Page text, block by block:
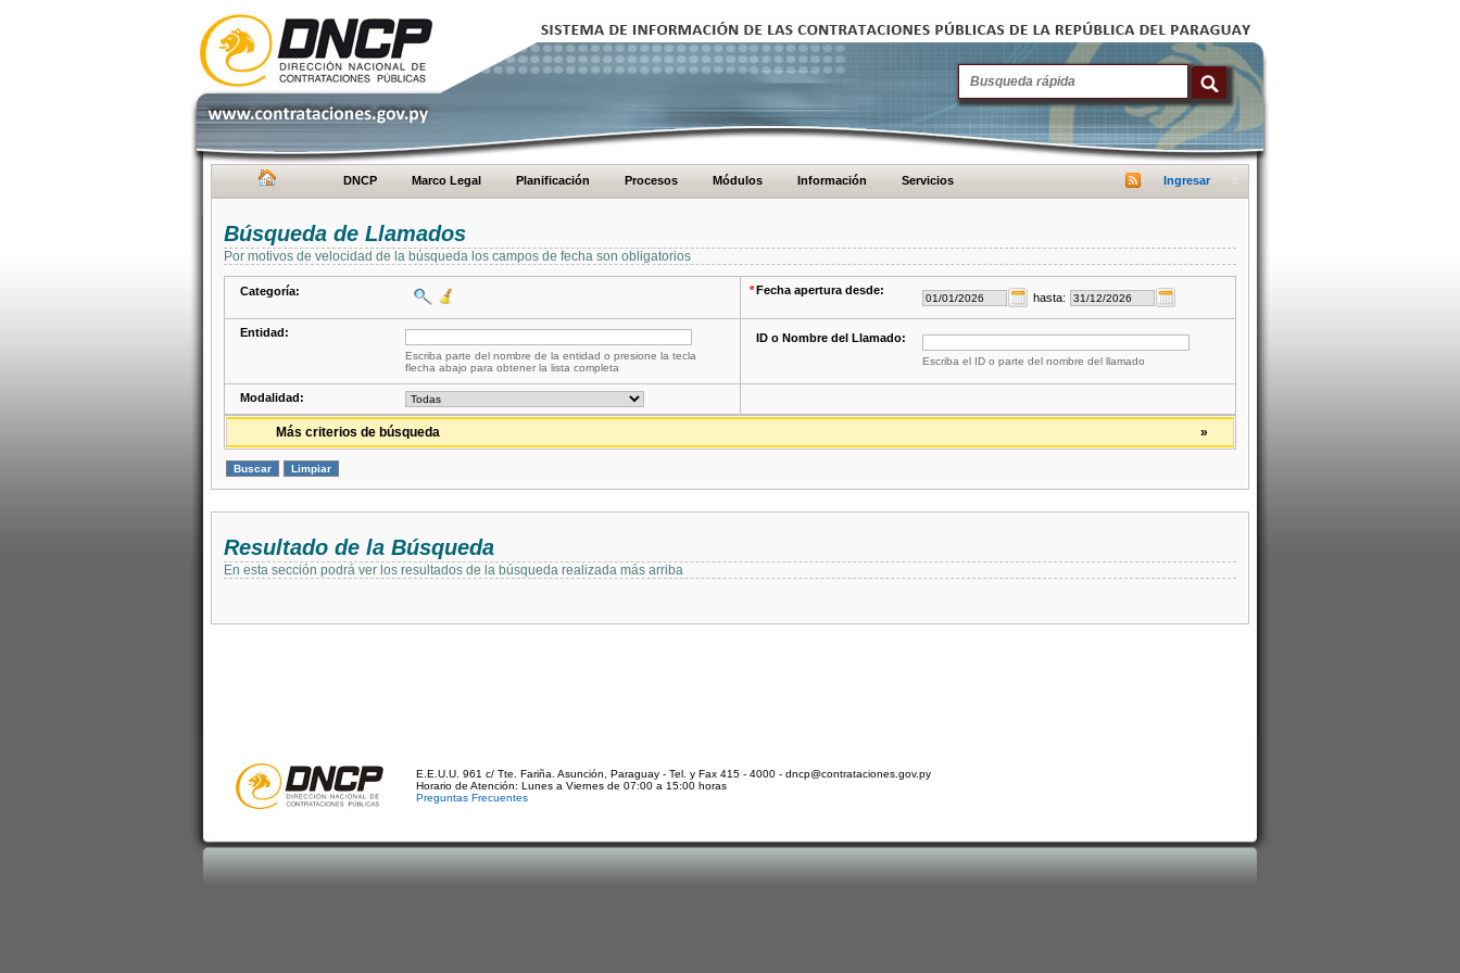
DNCP Marco Legal Planificación Procesos Módulos Información Servicios Ingresar
Búsqueda de Llamados
Por motivos de velocidad de la búsqueda los campos de fecha son obligatorios
Categoría: *Fecha apertura desde:
hasta:
Entidad:
Escriba parte del nombre de la entidad o presione la tecla
flecha abajo para obtener la lista completa
ID o Nombre del Llamado:
Escriba el ID o parte del nombre del llamado
Modalidad:
»
Más criterios de búsqueda
Resultado de la Búsqueda
En esta sección podrá ver los resultados de la búsqueda realizada más arriba
E.E.U.U. 961 c/ Tte. Fariña. Asunción, Paraguay - Tel. y Fax 415 - 4000 - dncp@contrataciones.gov.py
Horario de Atención: Lunes a Viernes de 07:00 a 15:00 horas
Preguntas Frecuentes